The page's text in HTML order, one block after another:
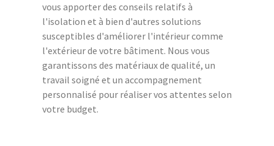
vous apporter des conseils relatifs à
l'isolation et à bien d'autres solutions
susceptibles d'améliorer l'intérieur comme
l'extérieur de votre bâtiment. Nous vous
garantissons des matériaux de qualité, un
travail soigné et un accompagnement
personnalisé pour réaliser vos attentes selon
votre budget.